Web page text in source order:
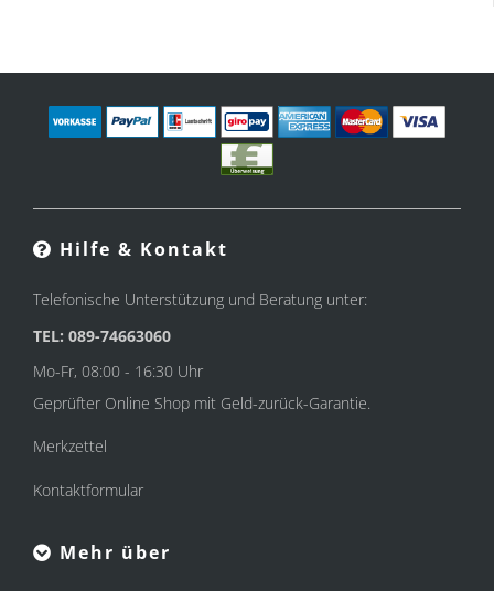
Hilfe & Kontakt
Telefonische Unterstützung und Beratung unter:
TEL: 089-74663060
Mo-Fr, 08:00 - 16:30 Uhr
Geprüfter Online Shop mit Geld-zurück-Garantie.
Merkzettel
Kontaktformular
Mehr über